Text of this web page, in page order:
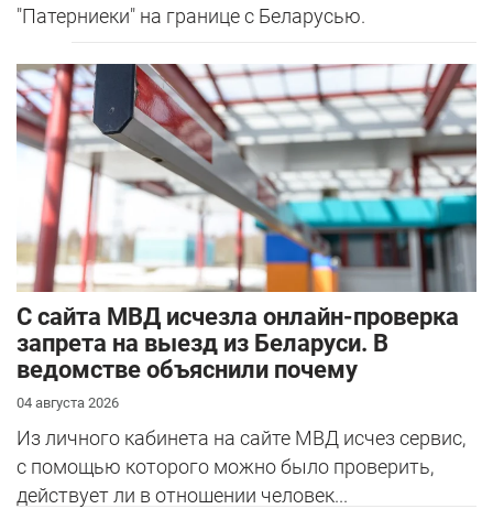
"Патерниеки" на границе с Беларусью.
С сайта МВД исчезла онлайн-проверка
запрета на выезд из Беларуси. В
ведомстве объяснили почему
04 августа 2026
Из личного кабинета на сайте МВД исчез сервис,
с помощью которого можно было проверить,
действует ли в отношении человек...